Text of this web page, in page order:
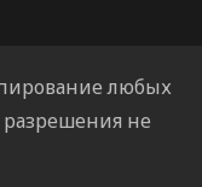
любых
не